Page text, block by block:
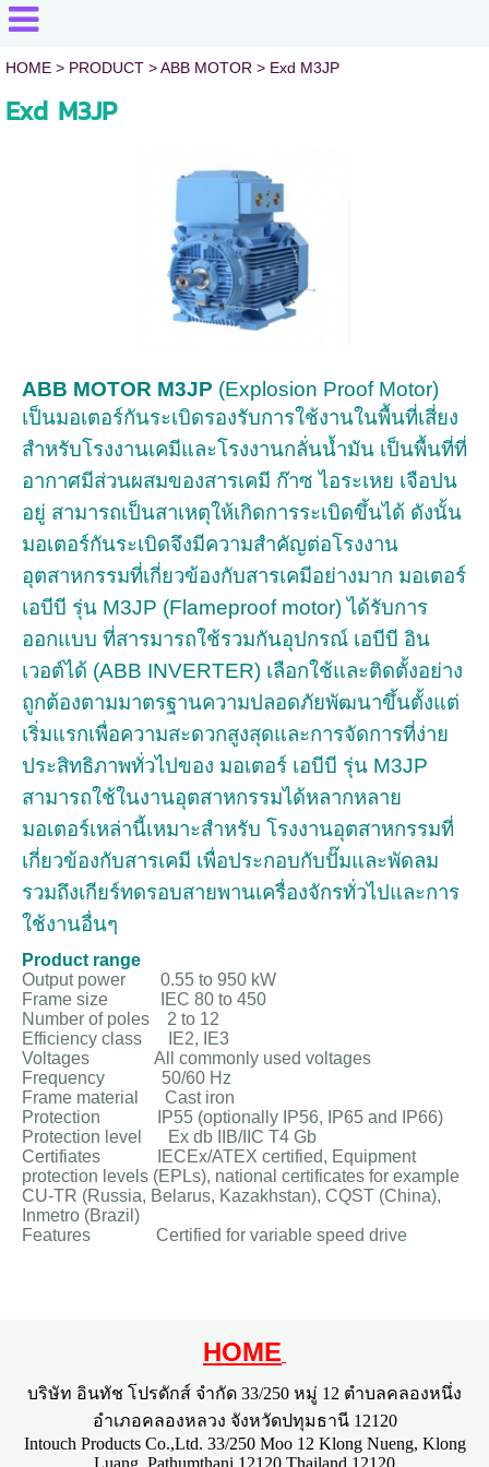
HOME> PRODUCT >ABB MOTOR > Exd M3JP
Exd M3JP
ABB MOTOR M3JP (Explosion Proof Motor)
เป็นมอเตอร์กันระเบิดรองรับการใช้งานในพื้นที่เสี่ยง
สำหรับโรงงานเคมีและโรงงานกลั่นน้ำมัน เป็นพื้นที่ที่
อากาศมีส่วนผสมของสารเคมี ก๊าซ ไอระเหย เจือปน
อยู่ สามารถเป็นสาเหตุให้เกิดการระเบิดขึ้นได้ ดังนั้น
มอเตอร์กันระเบิดจึงมีความสำคัญต่อโรงงาน
อุตสาหกรรมที่เกี่ยวข้องกับสารเคมีอย่างมาก มอเตอร์
เอบีบี รุ่น M3JP (Flameproof motor) ได้รับการ
ออกแบบ ที่สารมารถใช้รวมกันอุปกรณ์ เอบีบี อิน
เวอต์ได้ (ABB INVERTER) เลือกใช้และติดตั้งอย่าง
ถูกต้องตามมาตรฐานความปลอดภัยพัฒนาขึ้นตั้งแต่
เริ่มแรกเพื่อความสะดวกสูงสุดและการจัดการที่ง่าย
ประสิทธิภาพทั่วไปของ มอเตอร์ เอบีบี รุ่น M3JP
สามารถใช้ในงานอุตสาหกรรมได้หลากหลาย
มอเตอร์เหล่านี้เหมาะสำหรับ โรงงานอุตสาหกรรมที่
เกี่ยวข้องกับสารเคมี เพื่อประกอบกับปั๊มและพัดลม
รวมถึงเกียร์ทดรอบสายพานเครื่องจักรทั่วไปและการ
ใช้งานอื่นๆ
Product range
Output power 0.55 to 950 kW
Frame size IEC 80 to 450
Number of poles 2 to 12
Efficiency class IE2, IE3
Voltages All commonly used voltages
Frequency 50/60 Hz
Frame material Cast iron
Protection IP55 (optionally IP56, IP65 and IP66)
Protection level Ex db IIB/IIC T4 Gb
Certifiates IECEx/ATEX certified, Equipment
protection levels (EPLs), national certificates for example
CU-TR (Russia, Belarus, Kazakhstan), CQST (China),
Inmetro (Brazil)
Features Certified for variable speed drive
HOME
บริษัท อินทัช โปรดักส์ จำกัด 33/250 หมู่ 12 ตำบลคลองหนึ่ง
อำเภอคลองหลวง จังหวัดปทุมธานี 12120
Intouch Products Co.,Ltd. 33/250 Moo 12 Klong Nueng, Klong
Luang, Pathumthani 12120 Thailand 12120